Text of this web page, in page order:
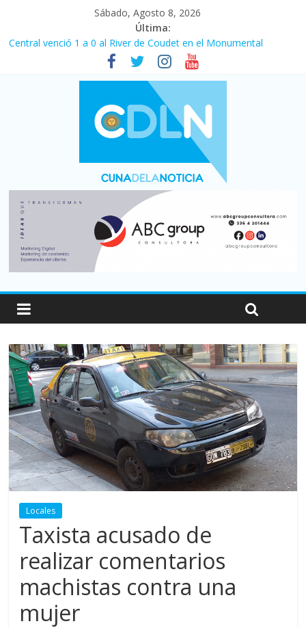
Sábado, Agosto 8, 2026
Última:
Central venció 1 a 0 al River de Coudet en el Monumental
La morosidad alcanzó su nivel más alto en dos décadas y ya
afecta a 400 mil deudores en Santa Fe
Desde que asumió Milei cerraron 41.000 kioscos: el sector
denuncia crisis como en 2001
Vacaciones de invierno con más movimiento y consumo
turístico: 4,6 millones de personas viajaron por el país, un 5,9%
Fuerte caída de la venta de autos usados en julio: bajó un 12,6%
Locales
Taxista acusado de
realizar comentarios
machistas contra una
mujer